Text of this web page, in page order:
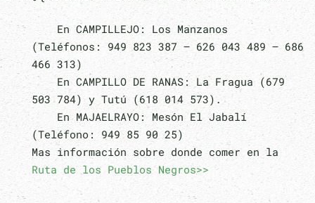
En CAMPILLEJO: Los Manzanos
(Teléfonos: 949 823 387 – 626 043 489 – 686
466 313)
En CAMPILLO DE RANAS: La Fragua (679
503 784) y Tutú (618 014 573).
En MAJAELRAYO: Mesón El Jabalí
(Teléfono: 949 85 90 25)
Mas información sobre donde comer en la
Ruta de los Pueblos Negros>>